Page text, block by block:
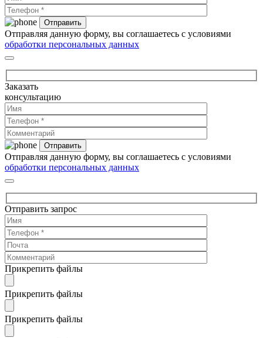
Отправляя данную форму, вы соглашаетесь с условиями
обработки персональных данных
Заказать
консультацию
Отправляя данную форму, вы соглашаетесь с условиями
обработки персональных данных
Отправить запрос
Прикрепить файлы
Прикрепить файлы
Прикрепить файлы